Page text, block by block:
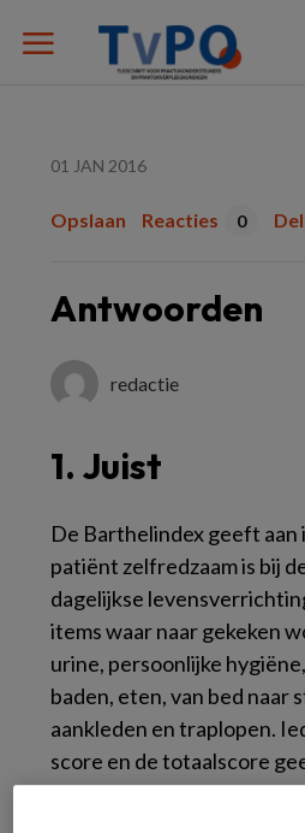
01 JAN 2016
Opslaan Reacties 0
Antwoorden
redactie
1. Juist
De Barthelindex geeft aan
patiënt zelfredzaam is bij
dagelijkse
items waar naar gekeken
urine, persoonlijke
baden, eten, van bed naar
aankleden en traplopen.
score en de totaalscore
de hulpbehoevendheid